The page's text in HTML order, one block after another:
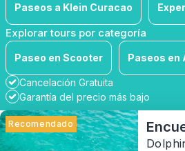
Paseos a Klein Curacao
Explorar tours por categoría
Paseo en Scooter Paseos en
Cancelación Gratuita
Garantía del precio más bajo
Recomendado